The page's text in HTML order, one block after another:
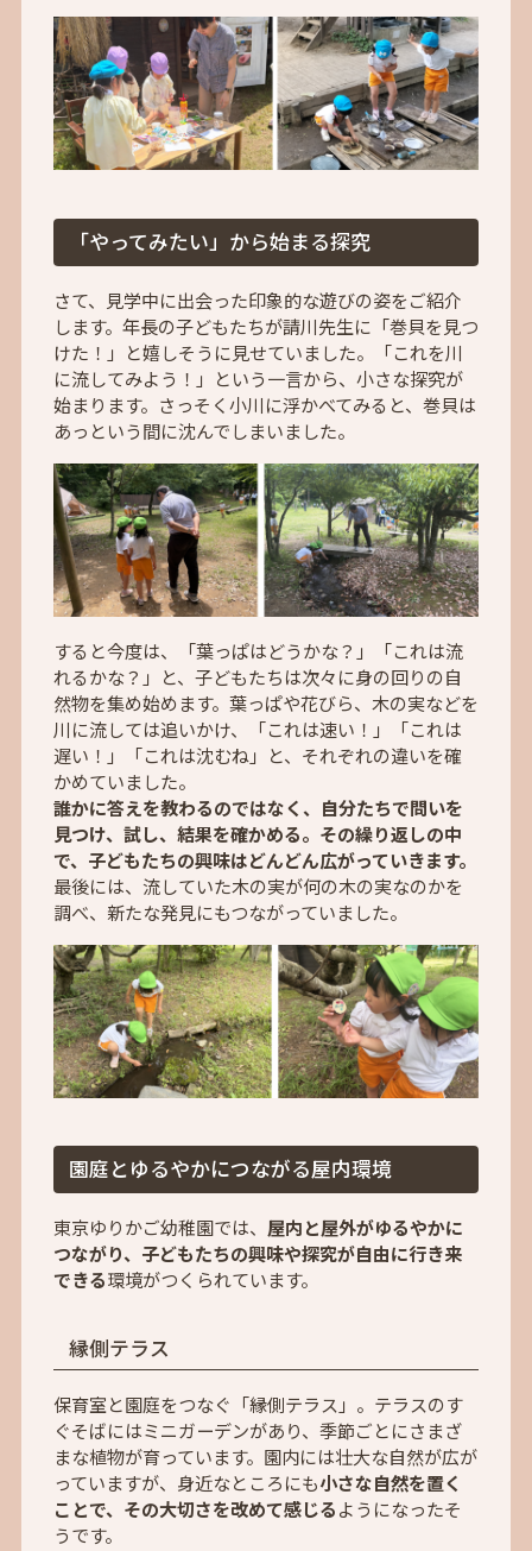
「やってみたい」から始まる探究
さて、見学中に出会った印象的な遊びの姿をご紹介
します。年長の子どもたちが請川先生に「巻貝を見つ
けた！」と嬉しそうに見せていました。「これを川
に流してみよう！」という一言から、小さな探究が
始まります。さっそく小川に浮かべてみると、巻貝は
あっという間に沈んでしまいました。
すると今度は、「葉っぱはどうかな？」「これは流
れるかな？」と、子どもたちは次々に身の回りの自
然物を集め始めます。葉っぱや花びら、木の実などを
川に流しては追いかけ、「これは速い！」「これは
遅い！」「これは沈むね」と、それぞれの違いを確
かめていました。
誰かに答えを教わるのではなく、自分たちで問いを
見つけ、試し、結果を確かめる。その繰り返しの中
で、子どもたちの興味はどんどん広がっていきます。
最後には、流していた木の実が何の木の実なのかを
調べ、新たな発見にもつながっていました。
園庭とゆるやかにつながる屋内環境
東京ゆりかご幼稚園では、 屋内と屋外がゆるやかに
つながり、子どもたちの興味や探究が自由に行き来
できる環境がつくられています。
縁側テラス
保育室と園庭をつなぐ「縁側テラス」。テラスのす
ぐそばにはミニガーデンがあり、季節ごとにさまざ
まな植物が育っています。園内には壮大な自然が広が
っていますが、身近なところにも小さな自然を置く
ことで、その大切さを改めて感じるようになったそ
うです。